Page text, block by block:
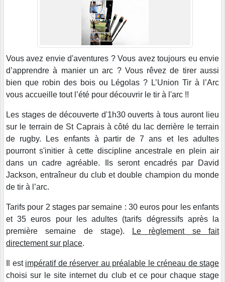
Vous avez envie d'aventures ? Vous avez toujours eu envie
d’apprendre à manier un arc ? Vous rêvez de tirer aussi
bien que robin des bois ou Légolas ? L’Union Tir à l’Arc
vous accueille tout l’été pour découvrir le tir à l'arc !!
Les stages de découverte d'1h30 ouverts à tous auront lieu
sur le terrain de St Caprais à côté du lac derrière le terrain
de rugby. Les enfants à partir de 7 ans et les adultes
pourront s'initier à cette discipline ancestrale en plein air
dans un cadre agréable. Ils seront encadrés par David
Jackson, entraîneur du club et double champion du monde
de tir à l’arc.
Tarifs pour 2 stages par semaine : 30 euros pour les enfants
et 35 euros pour les adultes (tarifs dégressifs après la
première semaine de stage).
Le règlement se fait
directement sur place.
Il est impératif de réserver au préalable le créneau de stage
choisi sur le site internet du club et ce pour chaque stage